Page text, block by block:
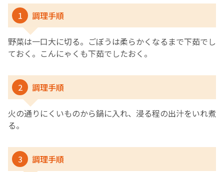
1 調理手順
野菜は一口大に切る。ごぼうは柔らかくなるまで下茹でし
ておく。こんにゃくも下茹でしたおく。
2 調理手順
火の通りにくいものから鍋に入れ、浸る程の出汁をいれ煮
る。
3 調理手順